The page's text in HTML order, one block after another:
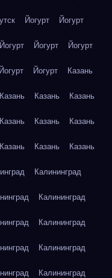
Йогурт Йогурт
Йогурт Йогурт Йогурт
Йогурт Йогурт Казань
Казань Казань Казань
Казань Казань Казань
Казань Казань Казань
Калининград
Калининград
Калининград
Калининград
Калининград